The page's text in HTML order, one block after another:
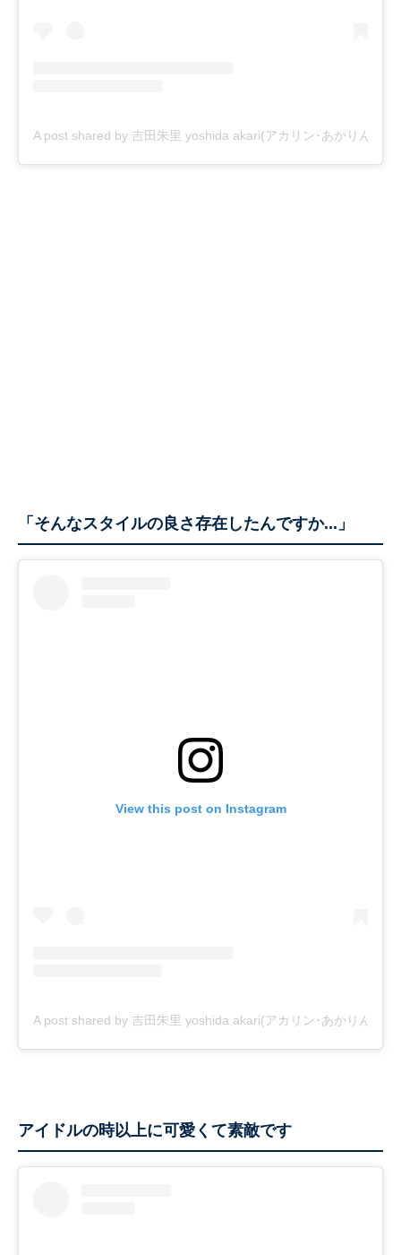
A post shared by 吉田朱里 yoshida akari(アカリン･あかりん)
「そんなスタイルの良さ存在したんですか...」
View this post on Instagram
A post shared by 吉田朱里 yoshida akari(アカリン･あかりん)
アイドルの時以上に可愛くて素敵です